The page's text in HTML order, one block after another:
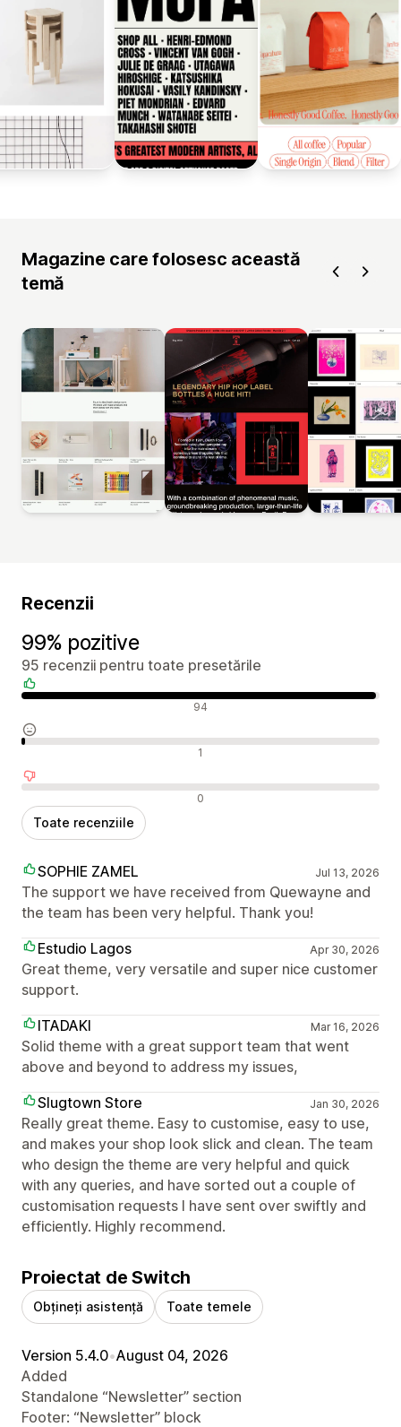
Magazine care folosesc această
temă
Recenzii
99% pozitive
95 recenzii pentru toate presetările
Recenzii pozitive 94
Recenzii neutre 1
Recenzii negative 0
Toate recenziile
SOPHIE ZAMEL Jul 13, 2026
The support we have received from Quewayne and
the team has been very helpful. Thank you!
Estudio Lagos
Apr 30, 2026
Great theme, very versatile and super nice customer
support.
ITADAKI
Mar 16, 2026
Solid theme with a great support team that went
above and beyond to address my issues,
Slugtown Store
Jan 30, 2026
Really great theme. Easy to customise, easy to use,
and makes your shop look slick and clean. The team
who design the theme are very helpful and quick
with any queries, and have sorted out a couple of
customisation requests I have sent over swiftly and
efficiently. Highly recommend.
Proiectat de Switch
Obțineți asistență Toate temele
Version 5.4.0•August 04, 2026
Added
Standalone “Newsletter” section
Footer: “Newsletter” block